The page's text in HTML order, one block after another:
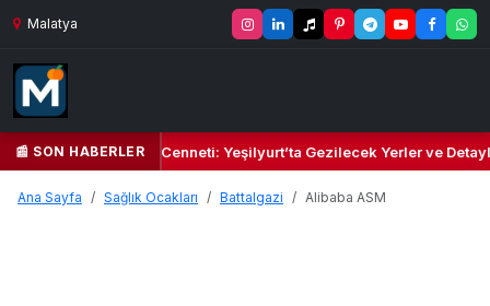
Malatya
📰 SON HABERLER
Yeşil Kalbi ve Kültür Cenneti: Yeşilyurt’ta Gezilecek Yerler ve
Ana Sayfa Sağlık Ocakları Battalgazi Alibaba ASM